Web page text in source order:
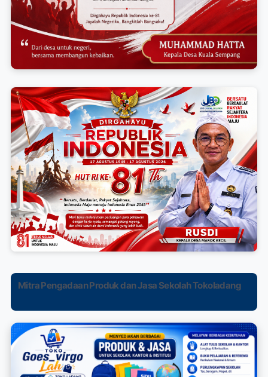
Mitra Pengadaan Produk dan Jasa Sekolah Tokoladang